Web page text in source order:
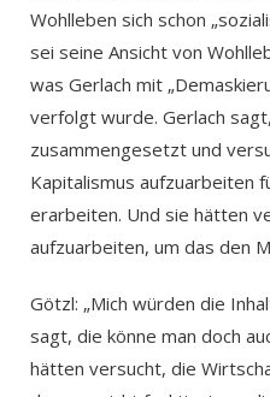
Wohlleben sich schon
sei seine Ansicht von
was Gerlach mit
verfolgt wurde. Gerlach
zusammengesetzt und
Kapitalismus aufzuarbeiten
erarbeiten. Und sie hätten
aufzuarbeiten, um das den
Götzl: „Mich würden die
sagt, die könne man doch
hätten versucht, die